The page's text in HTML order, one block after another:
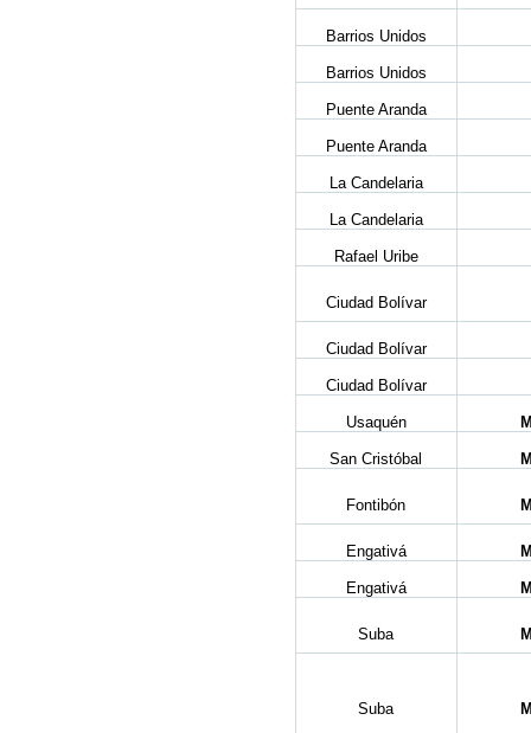
Barrios Unidos
Barrios Unidos
Puente Aranda
Puente Aranda
La Candelaria
La Candelaria
Rafael Uribe
Ciudad Bolívar
Ciudad Bolívar
Ciudad Bolívar
Usaquén
San Cristóbal
Fontibón
Engativá
Engativá
Suba
Suba